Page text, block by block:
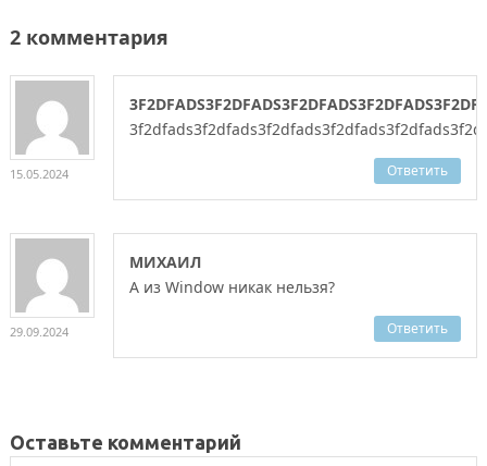
2 комментария
15.05.2024 Ответить
29.09.2024
МИХАИЛ
А из Window никак нельзя?
Ответить
Оставьте комментарий